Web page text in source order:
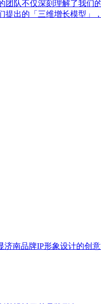
队不仅深刻理解了我
出的「三维增长模型
南品牌IP形象设计的创意